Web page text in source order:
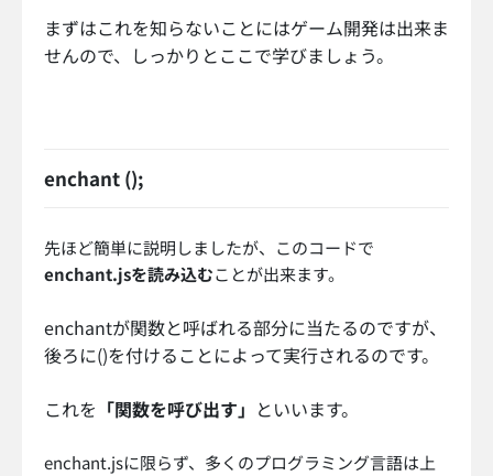
まずはこれを知らないことにはゲーム開発は出来ま
せんので、しっかりとここで学びましょう。
enchant ();
先ほど簡単に説明しましたが、このコードで
enchant.jsを読み込むことが出来ます。
enchantが関数と呼ばれる部分に当たるのですが、
後ろに()を付けることによって実行されるのです。
これを 「関数を呼び出す」 といいます。
enchant.jsに限らず、多くのプログラミング言語は上